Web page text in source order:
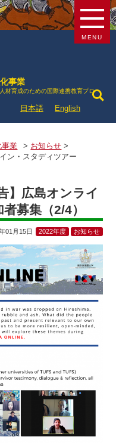
事業
材育成のための国際連携教育プロ
日本語 English
MENU
業 > お知らせ >
ン・スタディツアー
】広島オンライ
募集（2/4）
01月15日 2022年度 お知らせ